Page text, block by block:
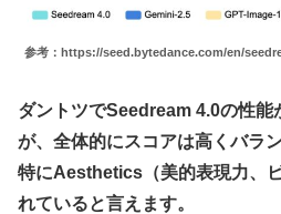
参考：https://seed.bytedance.com/en/
ダントツでSeedream 4.0の性能
が、全体的にスコアは高くバラ
特にAesthetics（美的表現力、
れていると言えます。